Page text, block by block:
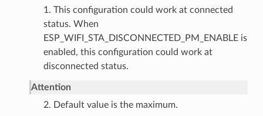
1. This configuration could work at connected
status. When
ESP_WIFI_STA_DISCONNECTED_PM_ENABLE is
enabled, this configuration could work at
disconnected status.
Attention
2. Default value is the maximum.